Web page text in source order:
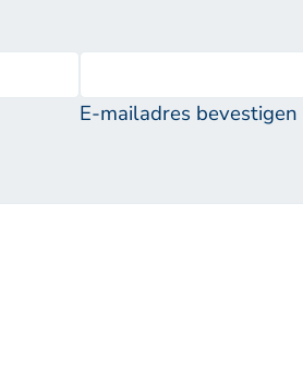
E-mailadres bevestigen